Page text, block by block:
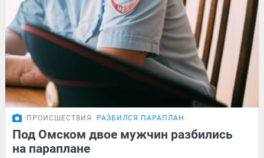
ПРОИСШЕСТВИЯ РАЗБИЛСЯ ПАРАПЛАН
Под Омском двое мужчин разбились
на параплане